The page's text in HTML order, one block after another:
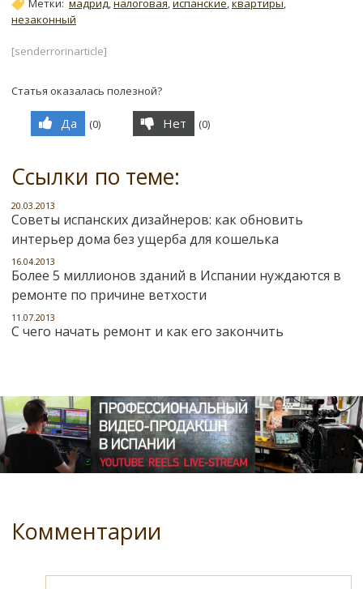
Метки: мадрид,налоговая,испанские,квартиры,
незаконный
[senderrorinarticle]
Статья оказалась полезной?
Да (0) Нет (0)
Ссылки по теме:
20.03.2013
Советы испанских дизайнеров: как обновить
интерьер дома без ущерба для кошелька
16.04.2013
Более 5 миллионов зданий в Испании нуждаются в
ремонте по причине ветхости
11.07.2013
С чего начать ремонт и как его закончить
Комментарии